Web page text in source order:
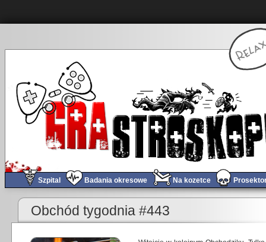
Szpital Badania okresowe Na kozetce
Filmograf #6 – Low Score
Obchód tygodnia #443